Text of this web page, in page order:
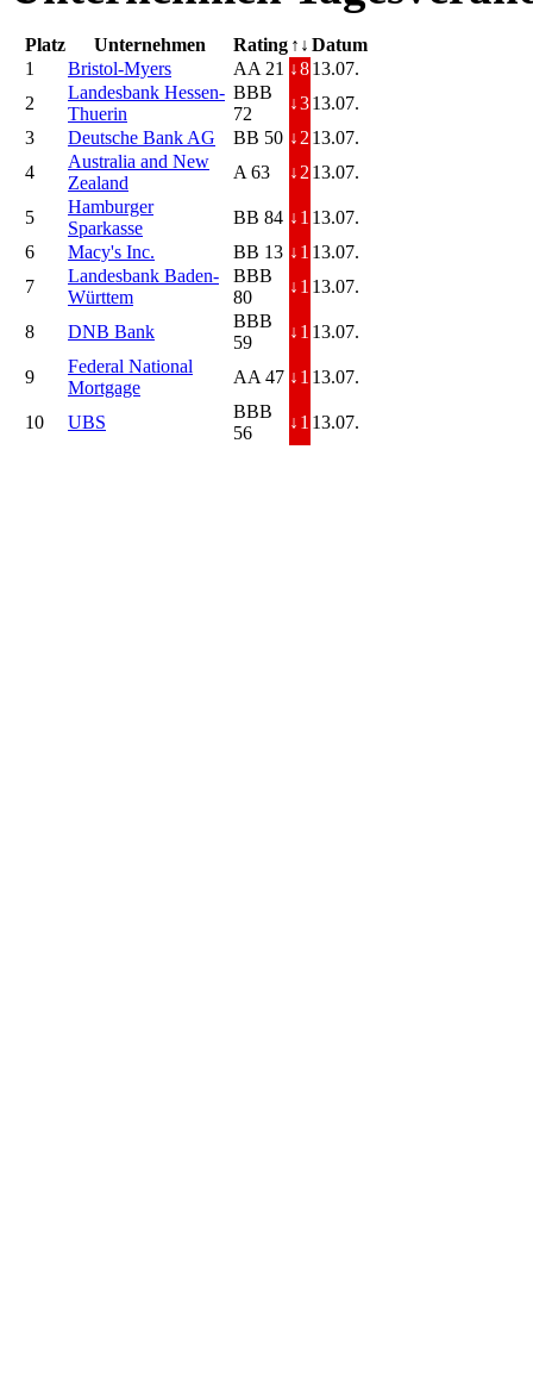
Platz Unternehmen Rating ↑↓ Datum
1
Bristol-Myers AA 21 ↓813.07.
2
Landesbank Hessen-
Thuerin
BBB
72
↓313.07.
3
Deutsche Bank AG BB 50 ↓ 2 13.07.
4
Australia and New
Zealand
A 63 ↓ 2 13.07.
5
Hamburger
Sparkasse
BB 84 ↓ 1 13.07.
6
Macy's Inc. BB 13 ↓ 1 13.07.
7
Landesbank Baden-
Württem
BBB
80
↓ 1 13.07.
8 DNB Bank
BBB
59
↓ 1 13.07.
9
Federal National
Mortgage
AA 47 ↓ 1 13.07.
10 UBS
BBB
56
↓ 1 13.07.